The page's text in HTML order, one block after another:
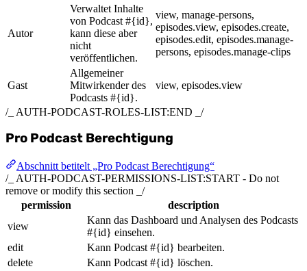
Autor
Verwaltet Inhalte
von Podcast #{id},
kann diese aber
nicht
veröffentlichen.
view, manage-persons,
episodes.view, episodes.create,
episodes.edit, episodes.manage-
persons, episodes.manage-clips
Gast
Allgemeiner
Mitwirkender des
Podcasts #{id}.
view, episodes.view
/_ AUTH-PODCAST-ROLES-LIST:END _/
Pro Podcast Berechtigung
Abschnitt betitelt „Pro Podcast Berechtigung“
/_ AUTH-PODCAST-PERMISSIONS-LIST:START - Do not
remove or modify this section _/
permission
description
view
Kann das Dashboard und Analysen des Podcasts
#{id} einsehen.
edit
Kann Podcast #{id} bearbeiten.
delete
Kann Podcast #{id} löschen.